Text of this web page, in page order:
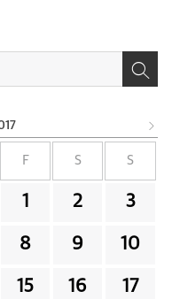
F S S
1 2 3
8 9 10
15 16 17